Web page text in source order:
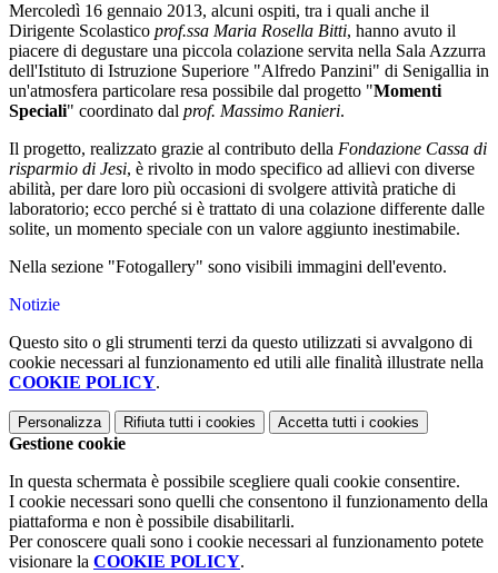
Mercoledì 16 gennaio 2013, alcuni ospiti, tra i quali anche il
Dirigente Scolastico prof.ssa Maria Rosella Bitti, hanno avuto il
piacere di degustare una piccola colazione servita nella Sala Azzurra
dell'Istituto di Istruzione Superiore "Alfredo Panzini" di Senigallia in
un'atmosfera particolare resa possibile dal progetto "Momenti
Speciali" coordinato dal prof. Massimo Ranieri.
Il progetto, realizzato grazie al contributo della Fondazione Cassa di
risparmio di Jesi, è rivolto in modo specifico ad allievi con diverse
abilità, per dare loro più occasioni di svolgere attività pratiche di
laboratorio; ecco perché si è trattato di una colazione differente dalle
solite, un momento speciale con un valore aggiunto inestimabile.
Nella sezione "Fotogallery" sono visibili immagini dell'evento.
Notizie
Questo sito o gli strumenti terzi da questo utilizzati si avvalgono di
cookie necessari al funzionamento ed utili alle finalità illustrate nella
COOKIE POLICY.
Personalizza Rifiuta tutti i cookies Accetta tutti i cookies
Gestione cookie
In questa schermata è possibile scegliere quali cookie consentire.
I cookie necessari sono quelli che consentono il funzionamento della
piattaforma e non è possibile disabilitarli.
Per conoscere quali sono i cookie necessari al funzionamento potete
visionare la COOKIE POLICY.